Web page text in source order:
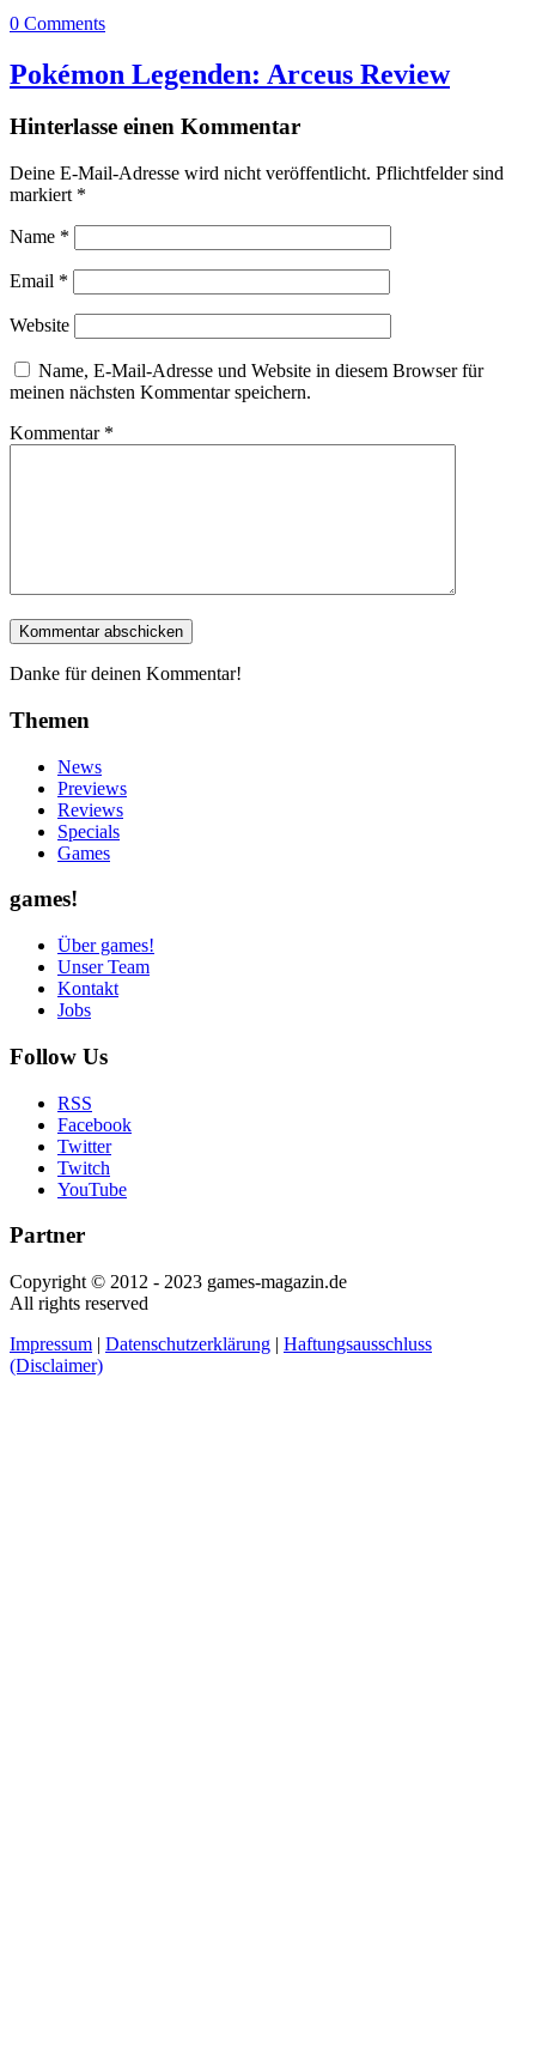
0 Comments
Pokémon Legenden: Arceus Review
Hinterlasse einen Kommentar
Deine E-Mail-Adresse wird nicht veröffentlicht. Pflichtfelder sind
markiert *
Name *
Email *
Website
Name, E-Mail-Adresse und Website in diesem Browser für
meinen nächsten Kommentar speichern.
Kommentar *
Danke für deinen Kommentar!
Themen
News
Previews
Reviews
Specials
Games
games!
Über games!
Unser Team
Kontakt
Jobs
Follow Us
RSS
Facebook
Twitter
Twitch
YouTube
Partner
Copyright © 2012 - 2023 games-magazin.de
All rights reserved
Impressum | Datenschutzerklärung | Haftungsausschluss
(Disclaimer)